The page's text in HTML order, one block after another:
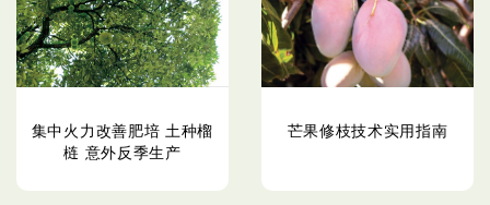
集中火力改善肥培 土种榴
梿 意外反季生产
芒果修枝技术实用指南